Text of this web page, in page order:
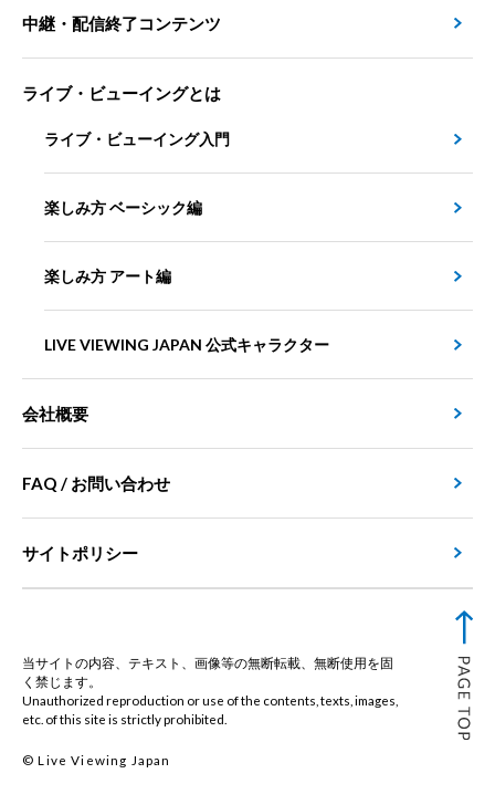
中継・配信終了コンテンツ
ライブ・ビューイングとは
ライブ・ビューイング入門
楽しみ方 ベーシック編
楽しみ方 アート編
LIVE VIEWING JAPAN 公式キャラクター
会社概要
FAQ / お問い合わせ
サイトポリシー
当サイトの内容、テキスト、画像等の無断転載、無断使用を固
く禁じます。
Unauthorized reproduction or use of the contents, texts, images,
etc. of this site is strictly prohibited.
© Live Viewing Japan